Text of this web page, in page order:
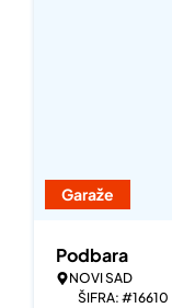
Garaže
Podbara
NOVI SAD
ŠIFRA: #16610